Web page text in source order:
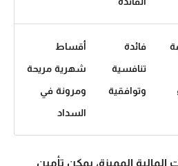
فائدة
تنافسية
وتوافقية
أقساط
شهرية مريحة
ومرونة في
السداد
المالية المميزة، يمكن تأمين